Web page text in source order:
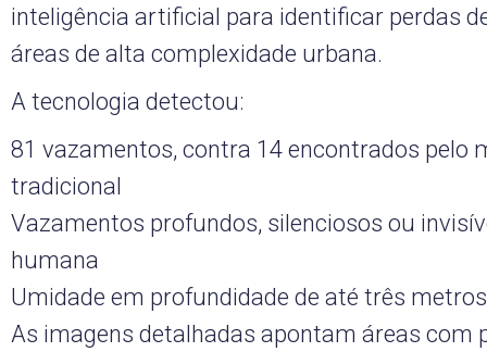
inteligência artificial para identificar perdas
áreas de alta complexidade urbana.
A tecnologia detectou:
81 vazamentos, contra 14 encontrados pelo
tradicional
Vazamentos profundos, silenciosos ou
humana
Umidade em profundidade de até três
As imagens detalhadas apontam áreas com